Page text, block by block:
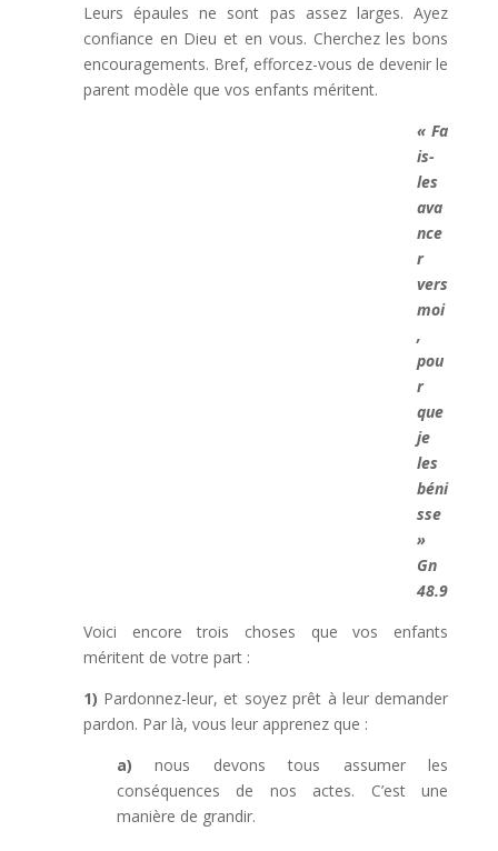
Leurs épaules ne sont pas assez larges. Ayez
confiance en Dieu et en vous. Cherchez les bons
encouragements. Bref, efforcez-vous de devenir le
parent modèle que vos enfants méritent.
« Fa
is-
les
ava
nce
r
vers
moi
,
pou
r
que
je
les
béni
sse
»
Gn
48.9
Voici encore trois choses que vos enfants
méritent de votre part :
1) Pardonnez-leur, et soyez prêt à leur demander
pardon. Par là, vous leur apprenez que :
a)nous devons tous assumer les
conséquences de nos actes. C’est une
manière de grandir.